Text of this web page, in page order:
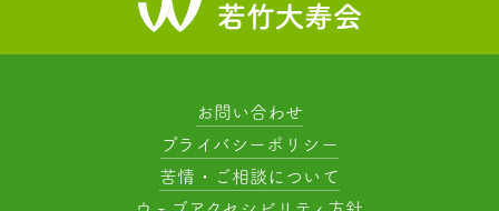
お問い合わせ
プライバシーポリシー
苦情・ご相談について